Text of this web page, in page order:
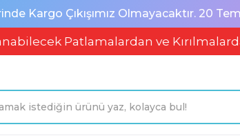
Kargo Çıkışımız Olmayacaktır. 20
Patlamalardan ve Kırılmalardan